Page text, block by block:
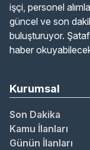
işçi, personel
güncel ve son
buluşturuyor.
haber
Kurumsal
Son Dakika
Kamu İlanları
Günün İlanları